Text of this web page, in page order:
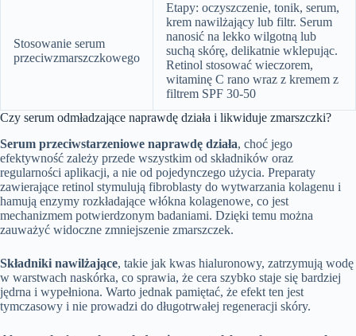
Stosowanie serum
przeciwzmarszczkowego
Etapy: oczyszczenie, tonik, serum,
krem nawilżający lub filtr. Serum
nanosić na lekko wilgotną lub
suchą skórę, delikatnie wklepując.
Retinol stosować wieczorem,
witaminę C rano wraz z kremem z
filtrem SPF 30-50
Czy serum odmładzające naprawdę działa i likwiduje zmarszczki?
Serum przeciwstarzeniowe naprawdę działa, choć jego
efektywność zależy przede wszystkim od składników oraz
regularności aplikacji, a nie od pojedynczego użycia. Preparaty
zawierające retinol stymulują fibroblasty do wytwarzania kolagenu i
hamują enzymy rozkładające włókna kolagenowe, co jest
mechanizmem potwierdzonym badaniami. Dzięki temu można
zauważyć widoczne zmniejszenie zmarszczek.
Składniki nawilżające, takie jak kwas hialuronowy, zatrzymują wodę
w warstwach naskórka, co sprawia, że cera szybko staje się bardziej
jędrna i wypełniona. Warto jednak pamiętać, że efekt ten jest
tymczasowy i nie prowadzi do długotrwałej regeneracji skóry.